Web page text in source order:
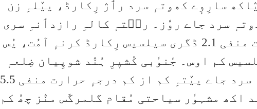
سارِوٕے کھۄتہٕ سرد رٲژ رِکارڈ، ییٚلہِ زن
سرد جاے روٗز۔ رٮ۪تہٕ کالہِ رازدٲنہِ سری
نگرَس منٛز چھُ کم درجہ حرارت منفی 2.1 ڈگری سیلسیس رِکارڈ کرنہٕ آمُت، یُس
2.0 ڈگری سیلسیس کم اوس۔ جٔنوٗبی کٔشیٖرِ ہُنٛد شوپِیان ضِلعہٕ
اوس وادی ہُنٛد سارِوٕے کھۄتہٕ سرد جاے ییٚتہِ کم از کم درجہٕ حرارت منفی 5.5
اکھ مشہوٗر سیاحتی مُقام گلمرگَس منٛز چھُ کم